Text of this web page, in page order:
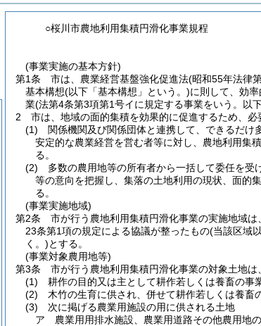
○桜川市農地利用集積円滑化事業規程
(事業実施の基本方針)
第1条
市は、農業経営基盤強化促進法(昭和55年法律
基本構想(以下「基本構想」という。)に則して、効
業(法第4条第3項第1号イに規定する事業をいう。以
2
市は、地域の面的集積を効果的に促進するため、
(1)
関係機関及び関係団体と連携して、できるだ
安定的な農業経営を営む者等に対し、農地利用集
る。
(2)
多数の農用地等の所有者から一括して委任を
等の意向を把握し、集落の土地利用の現状、面的
る。
(事業実施地域)
第2条
市が行う農地利用集積円滑化事業の実施地域は
23条第1項の規定による協議が整ったもの(当該区域
く。)とする。
(事業対象農用地等)
第3条
市が行う農地利用集積円滑化事業の対象土地は
(1)
耕作の目的又は主として耕作若しくは養畜の
(2)
木竹の生育に供され、併せて耕作若しくは養
(3)
次に掲げる農業用施設の用に供される土地
ア
農業用用排水施設、農業用道路その他農用地